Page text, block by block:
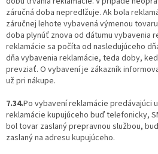
záručná doba nepredlžuje. Ak bola
záručnej lehote vybavená výmenou
doba plynúť znova od dátumu vybavenia
reklamácie sa počíta od nasledujúceho
dňa vybavenia reklamácie, teda doby,
prevziať. O vybavení je zákazník
už pri nákupe.
7.34.Po vybavení reklamácie predávajúci
reklamácie kupujúceho buď telefonicky,
bol tovar zaslaný prepravnou službou,
zaslaný na adresu kupujúceho.